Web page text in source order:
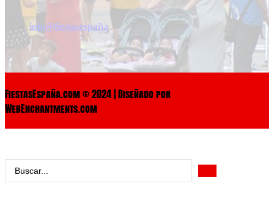
info@fiestasespaña
FiestasEspaña.com © 2024 | Diseñado por
WebEnchantments.com